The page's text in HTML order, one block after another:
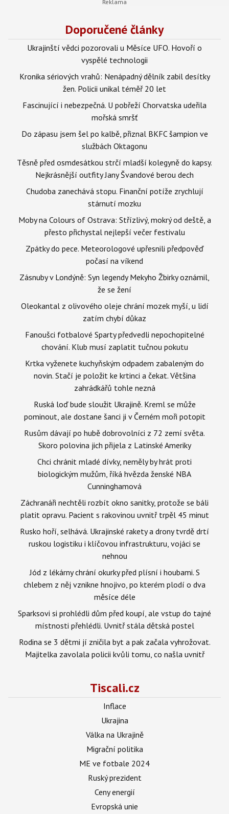
Doporučené články
Ukrajinští vědci pozorovali u Měsíce UFO. Hovoří o
vyspělé technologii
Kronika sériových vrahů: Nenápadný dělník zabil desítky
žen. Policii unikal téměř 20 let
Fascinující i nebezpečná. U pobřeží Chorvatska udeřila
mořská smršť
Do zápasu jsem šel po kalbě, přiznal BKFC šampion ve
službách Oktagonu
Těsně před osmdesátkou strčí mladší kolegyně do kapsy.
Nejkrásnější outfity Jany Švandové berou dech
Chudoba zanechává stopu. Finanční potíže zrychlují
stárnutí mozku
Moby na Colours of Ostrava: Střízlivý, mokrý od deště, a
přesto přichystal nejlepší večer festivalu
Zpátky do pece. Meteorologové upřesnili předpověď
počasí na víkend
Zásnuby v Londýně: Syn legendy Mekyho Žbirky oznámil,
že se žení
Oleokantal z olivového oleje chrání mozek myší, u lidí
zatím chybí důkaz
Fanoušci fotbalové Sparty předvedli nepochopitelné
chování. Klub musí zaplatit tučnou pokutu
Krtka vyženete kuchyňským odpadem zabaleným do
novin. Stačí je položit ke krtinci a čekat. Většina
zahrádkářů tohle nezná
Ruská loď bude sloužit Ukrajině. Kreml se může
pominout, ale dostane šanci ji v Černém moři potopit
Rusům dávají po hubě dobrovolníci z 72 zemí světa.
Skoro polovina jich přijela z Latinské Ameriky
Chci chránit mladé dívky, neměly by hrát proti
biologickým mužům, říká hvězda ženské NBA
Cunninghamová
Záchranáři nechtěli rozbít okno sanitky, protože se báli
platit opravu. Pacient s rakovinou uvnitř trpěl 45 minut
Rusko hoří, selhává. Ukrajinské rakety a drony tvrdě drtí
ruskou logistiku i klíčovou infrastrukturu, vojáci se
nehnou
Jód z lékárny chrání okurky před plísní i houbami. S
chlebem z něj vznikne hnojivo, po kterém plodí o dva
měsíce déle
Sparksovi si prohlédli dům před koupí, ale vstup do tajné
místnosti přehlédli. Uvnitř stála dětská postel
Rodina se 3 dětmi jí zničila byt a pak začala vyhrožovat.
Majitelka zavolala policii kvůli tomu, co našla uvnitř
Tiscali.cz
Inflace
Ukrajina
Válka na Ukrajině
Migrační politika
ME ve fotbale 2024
Ruský prezident
Ceny energií
Evropská unie